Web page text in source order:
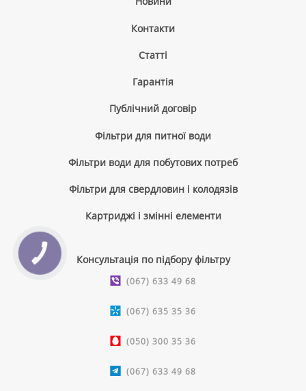
Контакти
Cтатті
Гарантія
Публічний договір
Фільтри для питної води
Фільтри води для побутових потреб
Фільтри для свердловин і колодязів
Картриджі і змінні елементи
Консультація по підбору фільтру
(067) 633 49 68
(067) 635 35 36
(050) 300 35 36
(067) 633 49 68
КНОПКА
ЗВ'ЯЗКУ